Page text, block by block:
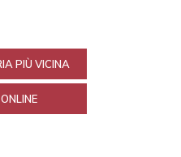
PIÙ VICINA